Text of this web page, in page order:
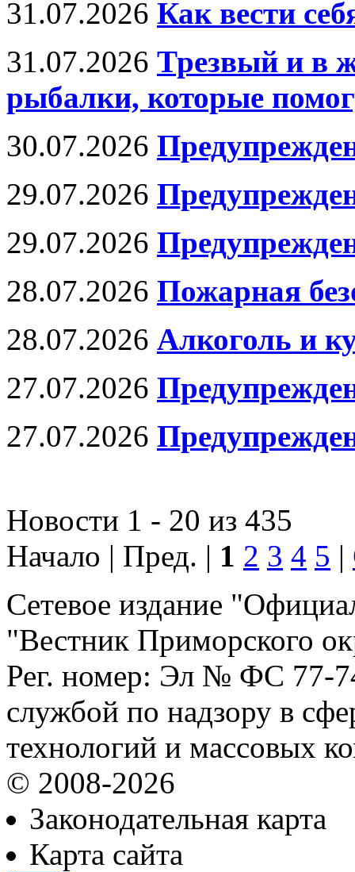
31.07.2026 Как вести
31.07.2026 Трезвый и в
рыбалки, которые
30.07.2026
29.07.2026
29.07.2026
28.07.2026 Пожарная
28.07.2026 Алкоголь и
27.07.2026
27.07.2026
Новости 1 - 20 из 435
Начало | Пред. | 1 2 3 4 5 |
Сетевое издание
"Вестник Приморского
Рег. номер: Эл № ФС 77-
службой по надзору в
технологий и массовых
© 2008-2026
Законодательная карта
Карта сайта